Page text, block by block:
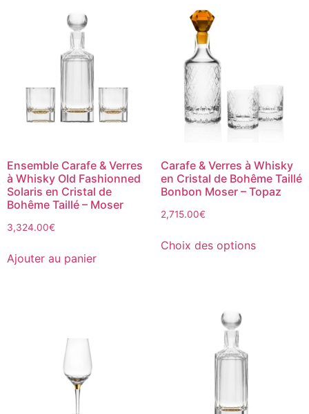
Ensemble Carafe & Verres
à Whisky Old Fashionned
Solaris en Cristal de
Bohême Taillé – Moser
3,324.00€
Ajouter au panier
Carafe & Verres à Whisky
en Cristal de Bohême Taillé
Bonbon Moser – Topaz
2,715.00€
Choix des options